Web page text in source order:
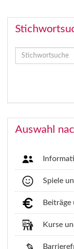
Auswahl
Spiele
Beiträge
Kurse